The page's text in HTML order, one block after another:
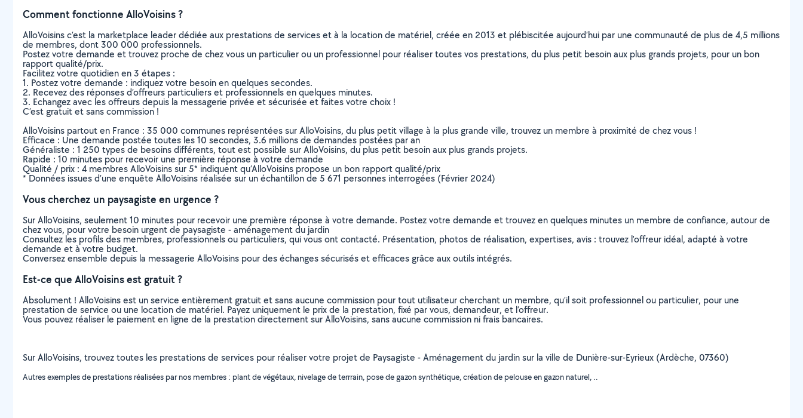
Comment fonctionne AlloVoisins ?
AlloVoisins c’est la marketplace leader dédiée aux prestations de services et à la location de matériel, créée en 2013 et plébiscitée aujourd’hui par une communauté de plus de 4,5 millions
de membres, dont 300 000 professionnels.
Postez votre demande et trouvez proche de chez vous un particulier ou un professionnel pour réaliser toutes vos prestations, du plus petit besoin aux plus grands projets, pour un bon
rapport qualité/prix.
Facilitez votre quotidien en 3 étapes :
1. Postez votre demande : indiquez votre besoin en quelques secondes.
2. Recevez des réponses d’offreurs particuliers et professionnels en quelques minutes.
3. Echangez avec les offreurs depuis la messagerie privée et sécurisée et faites votre choix !
C’est gratuit et sans commission !
AlloVoisins partout en France : 35 000 communes représentées sur AlloVoisins, du plus petit village à la plus grande ville, trouvez un membre à proximité de chez vous !
Efficace : Une demande postée toutes les 10 secondes, 3.6 millions de demandes postées par an
Généraliste : 1 250 types de besoins différents, tout est possible sur AlloVoisins, du plus petit besoin aux plus grands projets.
Rapide : 10 minutes pour recevoir une première réponse à votre demande
Qualité / prix : 4 membres AlloVoisins sur 5* indiquent qu’AlloVoisins propose un bon rapport qualité/prix
* Données issues d’une enquête AlloVoisins réalisée sur un échantillon de 5 671 personnes interrogées (Février 2024)
Vous cherchez un paysagiste en urgence ?
Sur AlloVoisins, seulement 10 minutes pour recevoir une première réponse à votre demande. Postez votre demande et trouvez en quelques minutes un membre de confiance, autour de
chez vous, pour votre besoin urgent de paysagiste - aménagement du jardin
Consultez les profils des membres, professionnels ou particuliers, qui vous ont contacté. Présentation, photos de réalisation, expertises, avis : trouvez l'offreur idéal, adapté à votre
demande et à votre budget.
Conversez ensemble depuis la messagerie AlloVoisins pour des échanges sécurisés et efficaces grâce aux outils intégrés.
Est-ce que AlloVoisins est gratuit ?
Absolument ! AlloVoisins est un service entièrement gratuit et sans aucune commission pour tout utilisateur cherchant un membre, qu’il soit professionnel ou particulier, pour une
prestation de service ou une location de matériel. Payez uniquement le prix de la prestation, fixé par vous, demandeur, et l’offreur.
Vous pouvez réaliser le paiement en ligne de la prestation directement sur AlloVoisins, sans aucune commission ni frais bancaires.
Sur AlloVoisins, trouvez toutes les prestations de services pour réaliser votre projet de Paysagiste - Aménagement du jardin sur la ville de Dunière-sur-Eyrieux (Ardèche, 07360)
Autres exemples de prestations réalisées par nos membres : plant de végétaux, nivelage de terrrain, pose de gazon synthétique, création de pelouse en gazon naturel, ..